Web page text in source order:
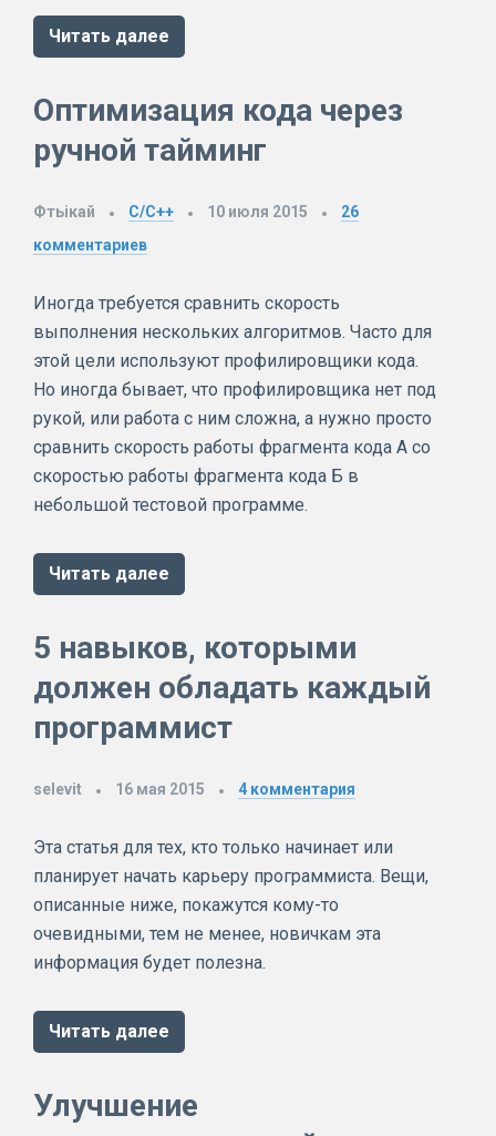
Читать далее
Оптимизация кода через
ручной тайминг
Фтьiкай C/C++ 10 июля 2015
26
комментариев
Иногда требуется сравнить скорость
выполнения нескольких алгоритмов. Часто для
этой цели используют профилировщики кода.
Но иногда бывает, что профилировщика нет под
рукой, или работа с ним сложна, а нужно просто
сравнить скорость работы фрагмента кода А со
скоростью работы фрагмента кода Б в
небольшой тестовой программе.
Читать далее
5 навыков, которыми
должен обладать каждый
программист
selevit 16 мая 2015 4 комментария
Эта статья для тех, кто только начинает или
планирует начать карьеру программиста. Вещи,
описанные ниже, покажутся кому-то
очевидными, тем не менее, новичкам эта
информация будет полезна.
Читать далее
Улучшение